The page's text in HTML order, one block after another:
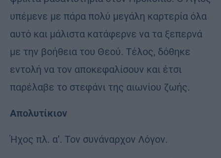
υπέμενε με πάρα πολύ μεγάλη καρτερία όλα
αυτό και μάλιστα κατάφερνε να τα ξεπερνά
με την βοήθεια του Θεού. Τέλος, δόθηκε
εντολή να τον αποκεφαλίσουν και έτσι
παρέλαβε το στεφάνι της αιωνίου ζωής.
Απολυτίκιον
Ήχος πλ. α’. Τον συνάναρχον Λόγον.